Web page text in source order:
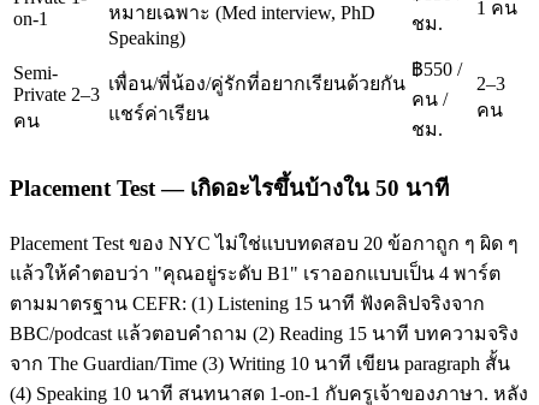
on-1
หมายเฉพาะ (Med interview, PhD
Speaking)
ชม.
1 คน
Semi-
Private 2–3
คน
เพื่อน/พี่น้อง/คู่รักที่อยากเรียนด้วยกัน
แชร์ค่าเรียน
฿550 /
คน /
ชม.
2–3
คน
Placement Test — เกิดอะไรขึ้นบ้างใน 50 นาที
Placement Test ของ NYC ไม่ใช่แบบทดสอบ 20 ข้อกาถูก ๆ ผิด ๆ
แล้วให้คำตอบว่า "คุณอยู่ระดับ B1" เราออกแบบเป็น 4 พาร์ต
ตามมาตรฐาน CEFR: (1) Listening 15 นาที ฟังคลิปจริงจาก
BBC/podcast แล้วตอบคำถาม (2) Reading 15 นาที บทความจริง
จาก The Guardian/Time (3) Writing 10 นาที เขียน paragraph สั้น
(4) Speaking 10 นาที สนทนาสด 1-on-1 กับครูเจ้าของภาษา. หลัง